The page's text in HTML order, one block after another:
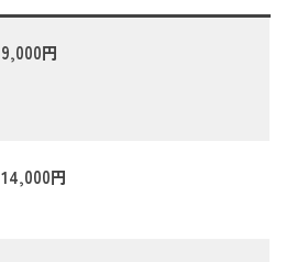
9,000円
14,000円